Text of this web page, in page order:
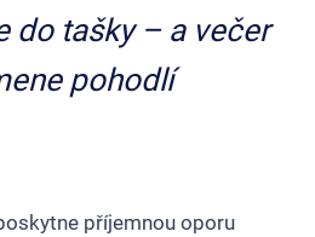
do tašky – a večer
pohodlí
příjemnou oporu